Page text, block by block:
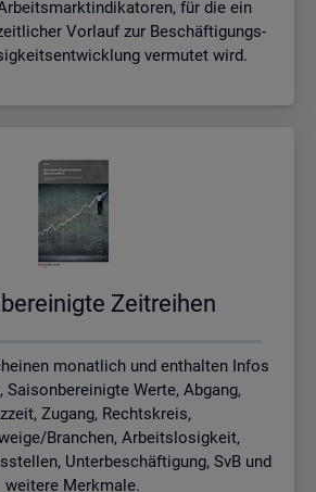
für die ein
Vorlauf zur Beschäftigungs-
vermutet wird.
Zeit­rei­hen
monatlich und enthalten Infos
Saisonbereinigte Werte, Abgang,
Zugang, Rechtskreis,
Branchen, Arbeitslosigkeit,
Unterbeschäftigung, SvB und
weitere Merkmale.